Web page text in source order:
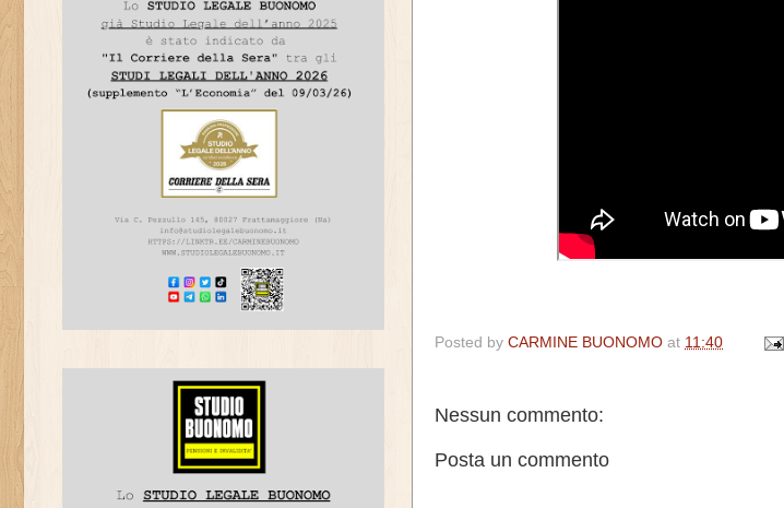
Posted by CARMINE BUONOMO at 11:40
Nessun commento:
Posta un commento